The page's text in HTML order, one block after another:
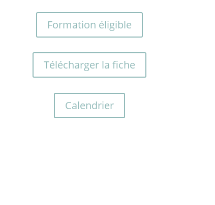
Formation éligible
Télécharger la fiche
Calendrier